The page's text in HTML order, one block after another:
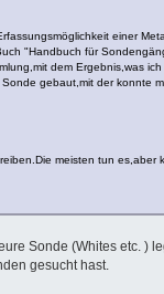
einer
"Handbuch für
dem Ergebnis,was
gebaut,mit der konnte
meisten tun es,aber
Sonde (Whites etc.
gesucht hast.